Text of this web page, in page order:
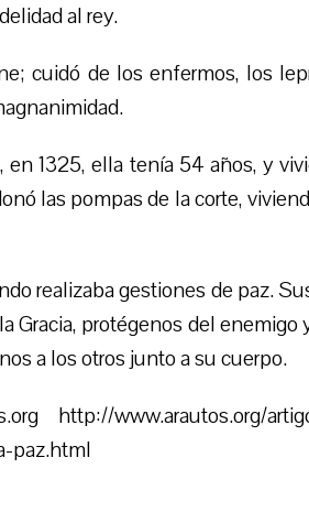
al rey.
cuidó de los enfermos, los
1325, ella tenía 54 años, y
las pompas de la corte,
realizaba gestiones de paz.
Gracia, protégenos del enemigo
a los otros junto a su cuerpo.
http://www.arautos.org/
paz.html